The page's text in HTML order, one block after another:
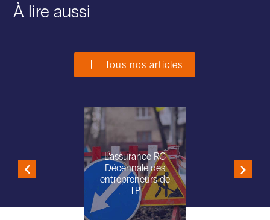
À lire aussi
Tous nos articles
L'assurance RC
Décennale des
entrepreneurs de
TP